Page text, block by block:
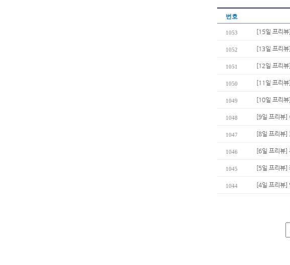
번호
1053 [15일 프리
1052 [13일 프리
1051 [12일 프리
1050 [11일 프리
1049 [10일 프리뷰
1048 [9일 프리뷰]
1047 [8일 프리뷰]
1046 [6일 프리뷰]
1045 [5일 프리뷰]
1044 [4일 프리뷰]